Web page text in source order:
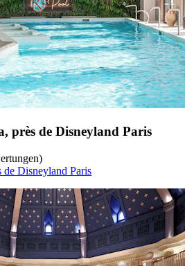
près de Disneyland Paris
Disneyland Paris